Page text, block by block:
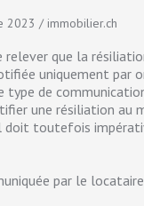
2023 / immobilier.ch
que la
uniquement par
type de
une résiliation au
toutefois
par le